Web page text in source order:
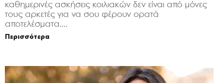
καθημερινές ασκήσεις κοιλιακών δεν είναι από μόνες
τους αρκετές για να σου φέρουν ορατά
αποτελέσματα....
Περισσότερα